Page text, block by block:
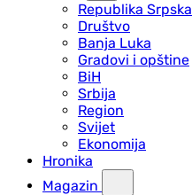
Republika Srpska
Društvo
Banja Luka
Gradovi i opštine
BiH
Srbija
Region
Svijet
Ekonomija
Hronika
Magazin